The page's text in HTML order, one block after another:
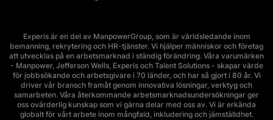
Experis är en del av ManpowerGroup, som är världsledande inom
bemanning, rekrytering och HR-tjänster. Vi hjälper människor och företag
att utvecklas på en arbetsmarknad i ständig förändring. Våra varumärken
- Manpower, Jefferson Wells, Experis och Talent Solutions - skapar värde
för jobbsökande och arbetsgivare i 70 länder, och har så gjort i 80 år. Vi
driver vår bransch framåt genom innovativa lösningar, verktyg och
samarbeten. Våra återkommande arbetsmarknadsundersökningar ger
oss ovärderlig kunskap som vi gärna delar med oss av. Vi är erkända
globalt för vårt arbete inom mångfald, inkludering och jämställdhet.